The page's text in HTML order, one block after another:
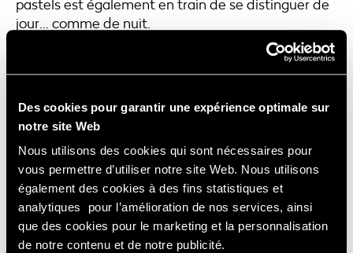
Des cookies pour garantir une expérience optimale sur
notre site Web
Nous utilisons des cookies qui sont nécessaires pour
vous permettre d’utiliser notre site Web. Nous utilisons
également des cookies à des fins statistiques et
analytiques pour l’amélioration de nos services, ainsi
que des cookies pour le marketing et la personnalisation
de notre contenu et de notre publicité.
pastels est également en train de se distinguer de
jour… comme de nuit.
« En général, les jeunes viennent avec une idée
précise de ce qu’ils souhaitent. C’est à nous,
opticiens, de veiller à ce que le modèle soit adapté
à la typologie du visage de chacun. Avec les
enfants, on peut leur montrer un autre modèle –
plus harmonieux ou mieux ajusté à la racine du nez
– en leur disant que celui-ci est encore plus joli. Et
avec les plus grands, on argumente et on explique :
le confort et la tenue sont importants. »
3 critères de confortà ne pas